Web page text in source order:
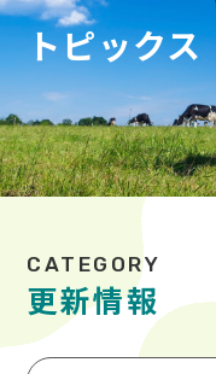
トピックス
更新情報